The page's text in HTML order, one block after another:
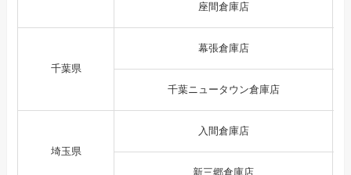
座間倉庫店
千葉県
幕張倉庫店
千葉ニュータウン倉庫店
埼玉県
入間倉庫店
新三郷倉庫店